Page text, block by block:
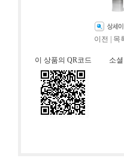
이전 목
이 상품의 QR코드 소